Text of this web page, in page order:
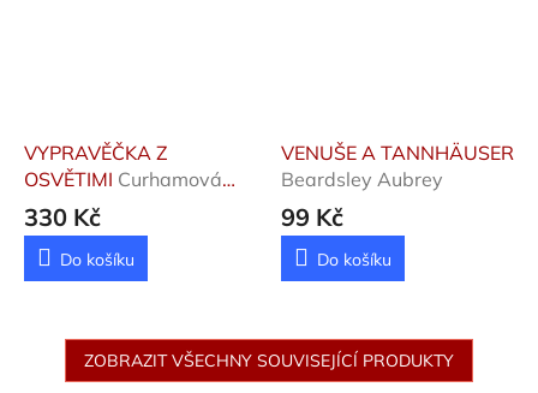
VYPRAVĚČKA Z
OSVĚTIMI Curhamová
Siobhan
330 Kč
Do košíku
VENUŠE A TANNHÄUSER
Beardsley Aubrey
99 Kč
Do košíku
ZOBRAZIT VŠECHNY SOUVISEJÍCÍ PRODUKTY